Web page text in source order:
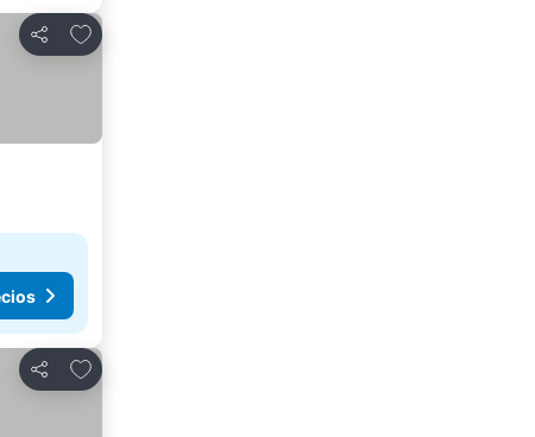
Compartir
Añadir a favoritos
Compartir
Añadir a favoritos